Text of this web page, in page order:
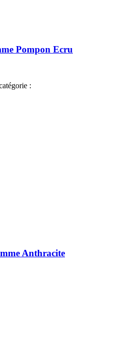
Pompon Ecru
:
Anthracite